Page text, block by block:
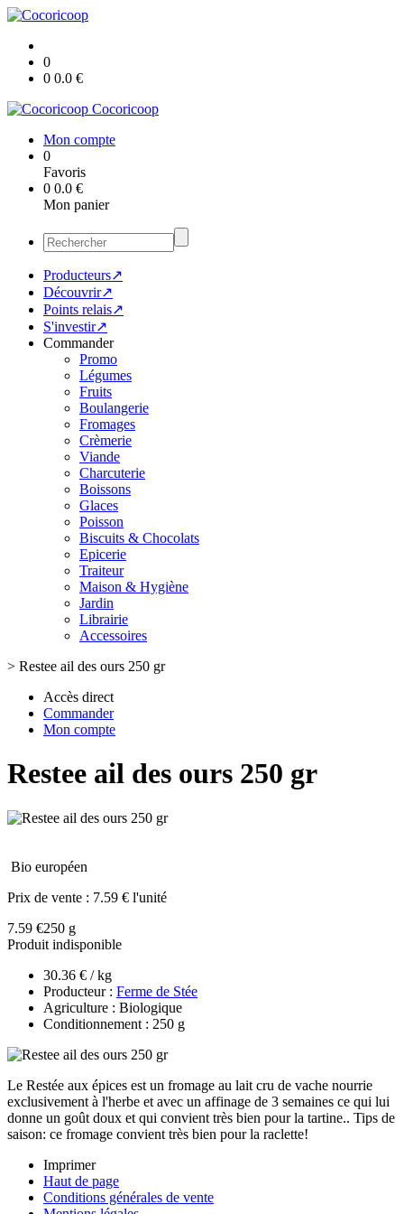
0
0 0.0 €
Cocoricoop
Mon compte
0
Favoris
0 0.0 €
Mon panier
Producteurs↗
Découvrir↗
Points relais↗
S'investir↗
Commander
Promo
Légumes
Fruits
Boulangerie
Fromages
Crèmerie
Viande
Charcuterie
Boissons
Glaces
Poisson
Biscuits & Chocolats
Epicerie
Traiteur
Maison & Hygiène
Jardin
Librairie
Accessoires
> Restee ail des ours 250 gr
Accès direct
Commander
Mon compte
Restee ail des ours 250 gr
Bio européen
Prix de vente : 7.59 € l'unité
7.59 €250 g
Produit indisponible
30.36 € / kg
Producteur : Ferme de Stée
Agriculture : Biologique
Conditionnement : 250 g
Le Restée aux épices est un fromage au lait cru de vache nourrie
exclusivement à l'herbe et avec un affinage de 3 semaines ce qui lui
donne un goût doux et qui convient très bien pour la tartine.. Tips de
saison: ce fromage convient très bien pour la raclette!
Imprimer
Haut de page
Conditions générales de vente